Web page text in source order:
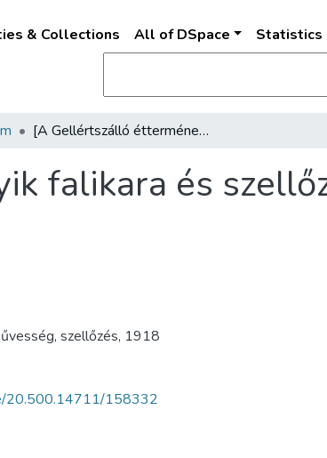
& Collections All of DSpace Statistics
[A Gellértszálló éttermének egyik falikara és szellőzőrácsa]
falikara és
, szellőzés, 1918
20.500.14711/158332